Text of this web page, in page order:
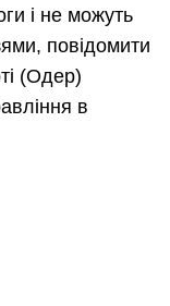
і не можуть
повідомити
(Одер)
в